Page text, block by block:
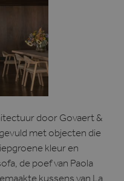
door Govaert &
met objecten die
kleur en
de poef van Paola